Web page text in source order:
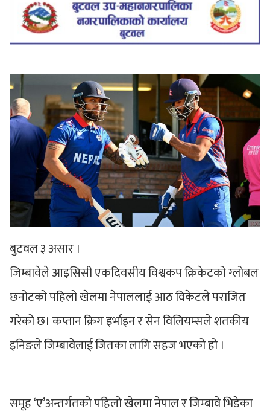
बुटवल ३ असार ।
जिम्बावेले आइसिसी एकदिवसीय विश्वकप क्रिकेटको ग्लोबल
छनोटको पहिलो खेलमा नेपाललाई आठ विकेटले पराजित
गरेको छ। कप्तान क्रिग इर्भाइन र सेन विलियम्सले शतकीय
इनिङले जिम्बावेलाई जितका लागि सहज भएको हो ।
समूह ‘ए’अन्तर्गतको पहिलो खेलमा नेपाल र जिम्बावे भिडेका